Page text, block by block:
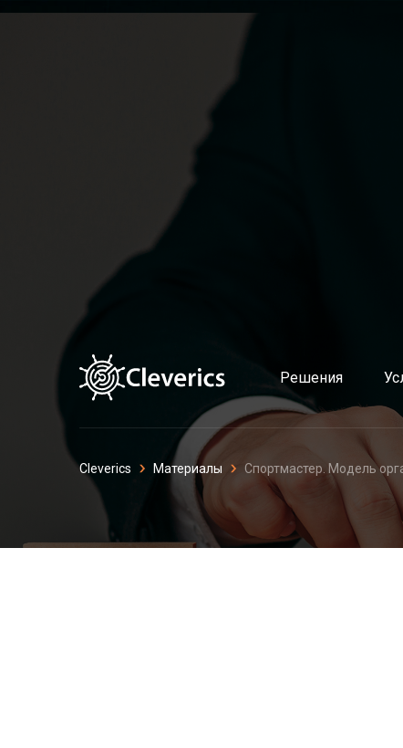
Решения
Партнерская программа Altevics
Услуги
Подготовка и поддержка
Выстраивание
Диагностика
Документирование
Учет и распределение
Управление мощностями
Решения
Cleverics Материалы Спортмастер. Модель